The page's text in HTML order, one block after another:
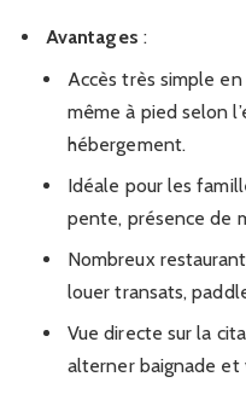
Avantages :
Accès très simple
même à pied selon
hébergement.
Idéale pour les
pente, présence de
Nombreux
louer transats,
Vue directe sur la
alterner baignade et